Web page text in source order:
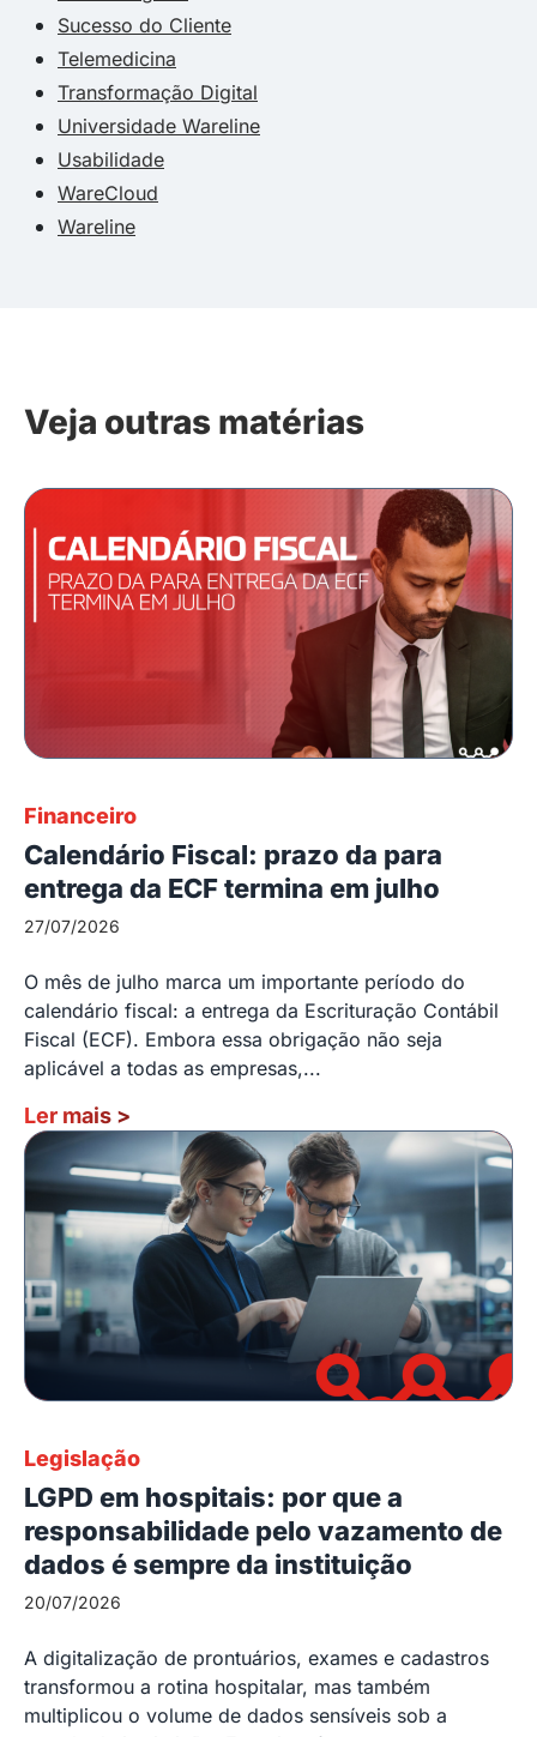
Sucesso do Cliente
Telemedicina
Transformação Digital
Universidade Wareline
Usabilidade
WareCloud
Wareline
Veja outras matérias
Financeiro
Calendário Fiscal: prazo da para
entrega da ECF termina em julho
27/07/2026
O mês de julho marca um importante período do
calendário fiscal: a entrega da Escrituração Contábil
Fiscal (ECF). Embora essa obrigação não seja
aplicável a todas as empresas,...
Ler mais >
Legislação
LGPD em hospitais: por que a
responsabilidade pelo vazamento de
dados é sempre da instituição
20/07/2026
A digitalização de prontuários, exames e cadastros
transformou a rotina hospitalar, mas também
multiplicou o volume de dados sensíveis sob a